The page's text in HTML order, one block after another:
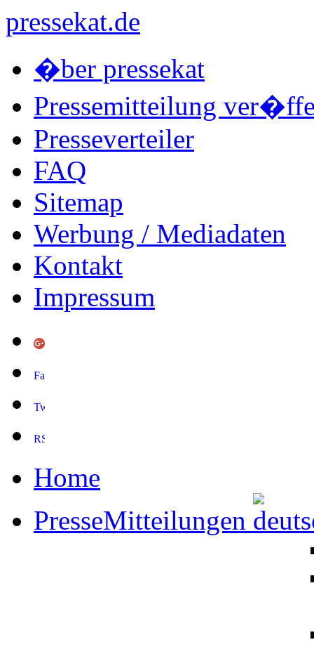
pressekat.de
�ber pressekat
Pressemitteilung
Presseverteiler
FAQ
Sitemap
Werbung / Mediadaten
Kontakt
Impressum
Home
PresseMitteilungen